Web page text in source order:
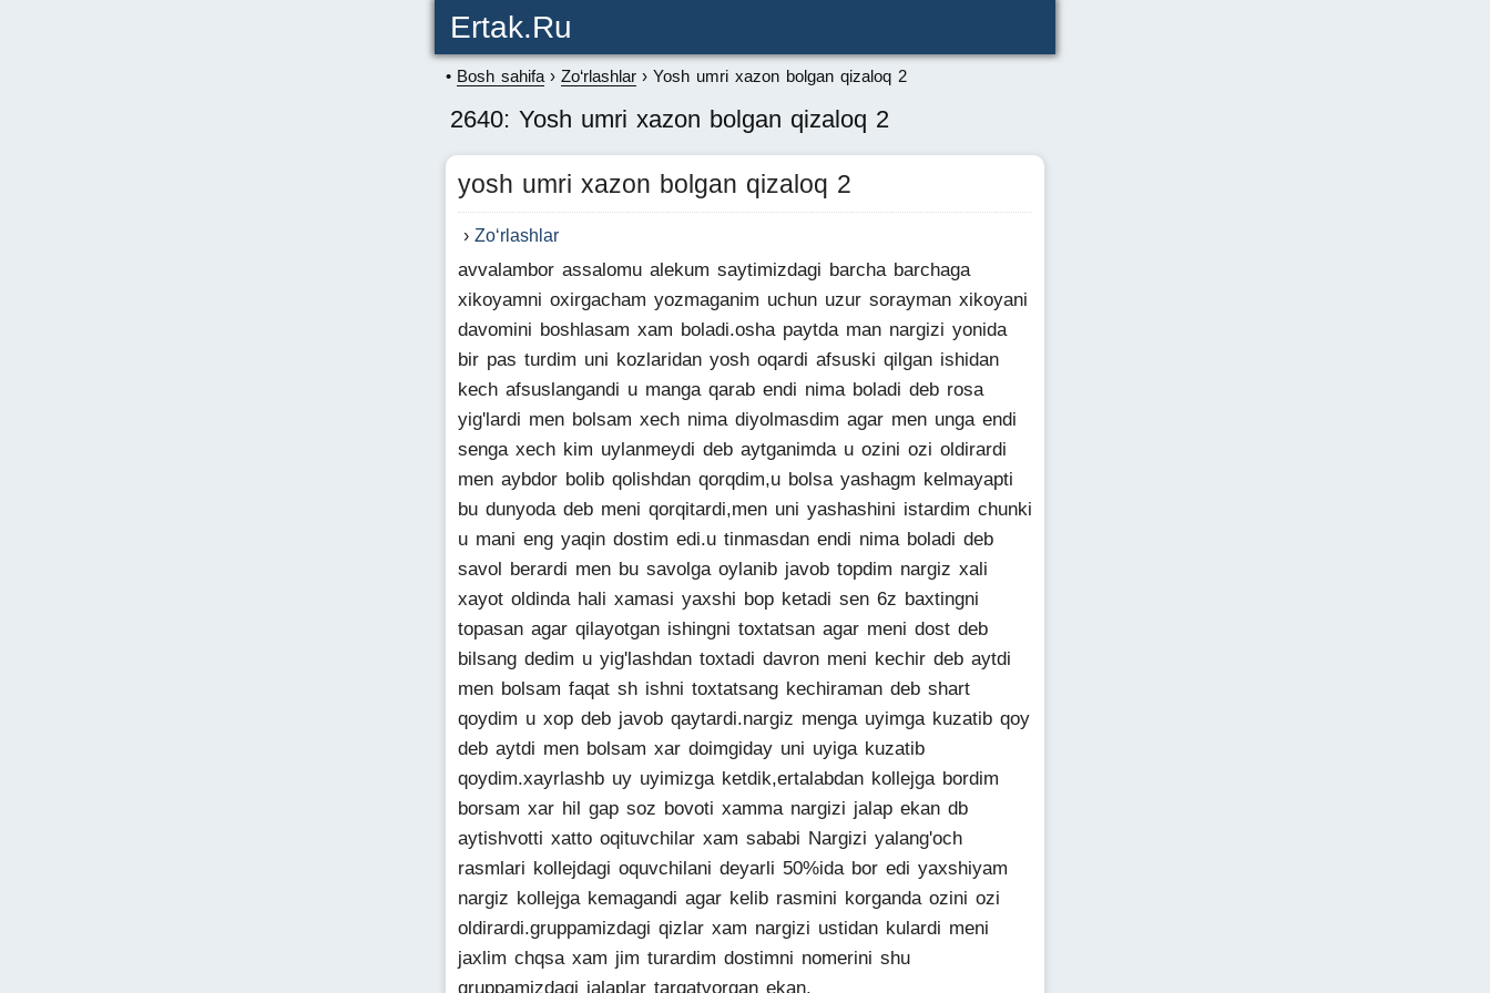
Ertak.ru
Bosh sahifa Zo‘rlashlar Yosh umri xazon bolgan qizaloq 2
2640: Yosh umri xazon bolgan qizaloq 2
yosh umri xazon bolgan qizaloq 2
Zo‘rlashlar
avvalambor assalomu alekum saytimizdagi barcha barchaga
xikoyamni oxirgacham yozmaganim uchun uzur sorayman xikoyani
davomini boshlasam xam boladi.osha paytda man nargizi yonida
bir pas turdim uni kozlaridan yosh oqardi afsuski qilgan ishidan
kech afsuslangandi u manga qarab endi nima boladi deb rosa
yig'lardi men bolsam xech nima diyolmasdim agar men unga endi
senga xech kim uylanmeydi deb aytganimda u ozini ozi oldirardi
men aybdor bolib qolishdan qorqdim,u bolsa yashagm kelmayapti
bu dunyoda deb meni qorqitardi,men uni yashashini istardim chunki
u mani eng yaqin dostim edi.u tinmasdan endi nima boladi deb
savol berardi men bu savolga oylanib javob topdim nargiz xali
xayot oldinda hali xamasi yaxshi bop ketadi sen 6z baxtingni
topasan agar qilayotgan ishingni toxtatsan agar meni dost deb
bilsang dedim u yig'lashdan toxtadi davron meni kechir deb aytdi
men bolsam faqat sh ishni toxtatsang kechiraman deb shart
qoydim u xop deb javob qaytardi.nargiz menga uyimga kuzatib qoy
deb aytdi men bolsam xar doimgiday uni uyiga kuzatib
qoydim.xayrlashb uy uyimizga ketdik,ertalabdan kollejga bordim
borsam xar hil gap soz bovoti xamma nargizi jalap ekan db
aytishvotti xatto oqituvchilar xam sababi Nargizi yalang'och
rasmlari kollejdagi oquvchilani deyarli 50%ida bor edi yaxshiyam
nargiz kollejga kemagandi agar kelib rasmini korganda ozini ozi
oldirardi.gruppamizdagi qizlar xam nargizi ustidan kulardi meni
jaxlim chqsa xam jim turardim dostimni nomerini shu
gruppamizdagi jalaplar tarqatvorgan ekan.